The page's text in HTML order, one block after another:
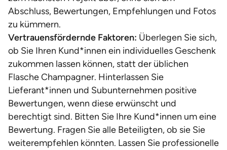
Abschluss, Bewertungen, Empfehlungen und Fotos
zu kümmern.
Vertrauensfördernde Faktoren: Überlegen Sie sich,
ob Sie Ihren Kund*innen ein individuelles Geschenk
zukommen lassen können, statt der üblichen
Flasche Champagner. Hinterlassen Sie
Lieferant*innen und Subunternehmen positive
Bewertungen, wenn diese erwünscht und
berechtigt sind. Bitten Sie Ihre Kund*innen um eine
Bewertung. Fragen Sie alle Beteiligten, ob sie Sie
weiterempfehlen könnten. Lassen Sie professionelle